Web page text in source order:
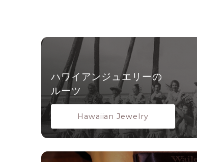
ハワイアンジュエリーの
ルーツ
Hawaiian Jewelry